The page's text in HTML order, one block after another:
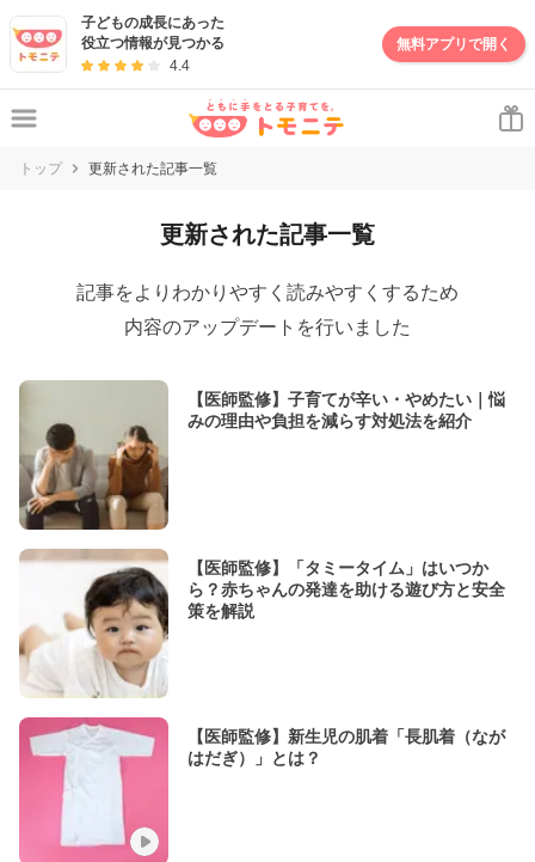
子どもの成長にあった
役立つ情報が見つかる
4.4
無料アプリで開く
トップ 更新された記事一覧
更新された記事一覧
記事をよりわかりやすく読みやすくするため
内容のアップデートを行いました
【医師監修】子育てが辛い・やめたい｜悩
みの理由や負担を減らす対処法を紹介
【医師監修】「タミータイム」はいつか
ら？赤ちゃんの発達を助ける遊び方と安全
策を解説
【医師監修】新生児の肌着「長肌着（なが
はだぎ）」とは？